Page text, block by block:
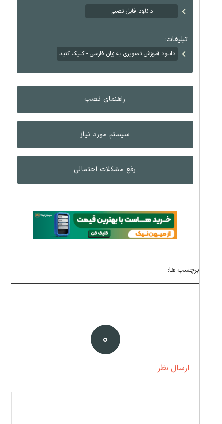
دانلود فایل نصبی
تبلیغات:
دانلود آموزش تصویری به زبان فارسی - کلیک کنید
راهنمای نصب
سیستم مورد نیاز
رفع مشکلات احتمالی
برچسب ها:
۰
ارسال نظر